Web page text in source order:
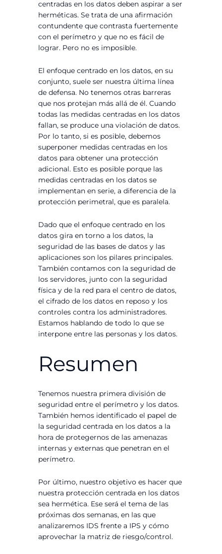
centradas en los datos deben aspirar a ser
herméticas. Se trata de una afirmación
contundente que contrasta fuertemente
con el perímetro y que no es fácil de
lograr. Pero no es imposible.
El enfoque centrado en los datos, en su
conjunto, suele ser nuestra última línea
de defensa. No tenemos otras barreras
que nos protejan más allá de él. Cuando
todas las medidas centradas en los datos
fallan, se produce una violación de datos.
Por lo tanto, si es posible, debemos
superponer medidas centradas en los
datos para obtener una protección
adicional. Esto es posible porque las
medidas centradas en los datos se
implementan en serie, a diferencia de la
protección perimetral, que es paralela.
Dado que el enfoque centrado en los
datos gira en torno a los datos, la
seguridad de las bases de datos y las
aplicaciones son los pilares principales.
También contamos con la seguridad de
los servidores, junto con la seguridad
física y de la red para el centro de datos,
el cifrado de los datos en reposo y los
controles contra los administradores.
Estamos hablando de todo lo que se
interpone entre las personas y los datos.
Resumen
Tenemos nuestra primera división de
seguridad entre el perímetro y los datos.
También hemos identificado el papel de
la seguridad centrada en los datos a la
hora de protegernos de las amenazas
internas y externas que penetran en el
perímetro.
Por último, nuestro objetivo es hacer que
nuestra protección centrada en los datos
sea hermética. Ese será el tema de las
próximas dos semanas, en las que
analizaremos IDS frente a IPS y cómo
aprovechar la matriz de riesgo/control.